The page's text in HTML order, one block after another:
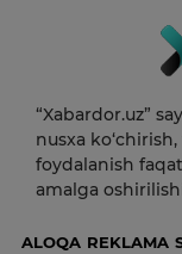
“Xabardor.uz”
nusxa
foydalanish
amalga
ALOQA REKLAMA